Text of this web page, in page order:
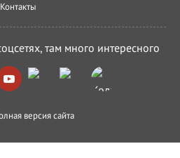
Контакты
там много интересного
версия сайта